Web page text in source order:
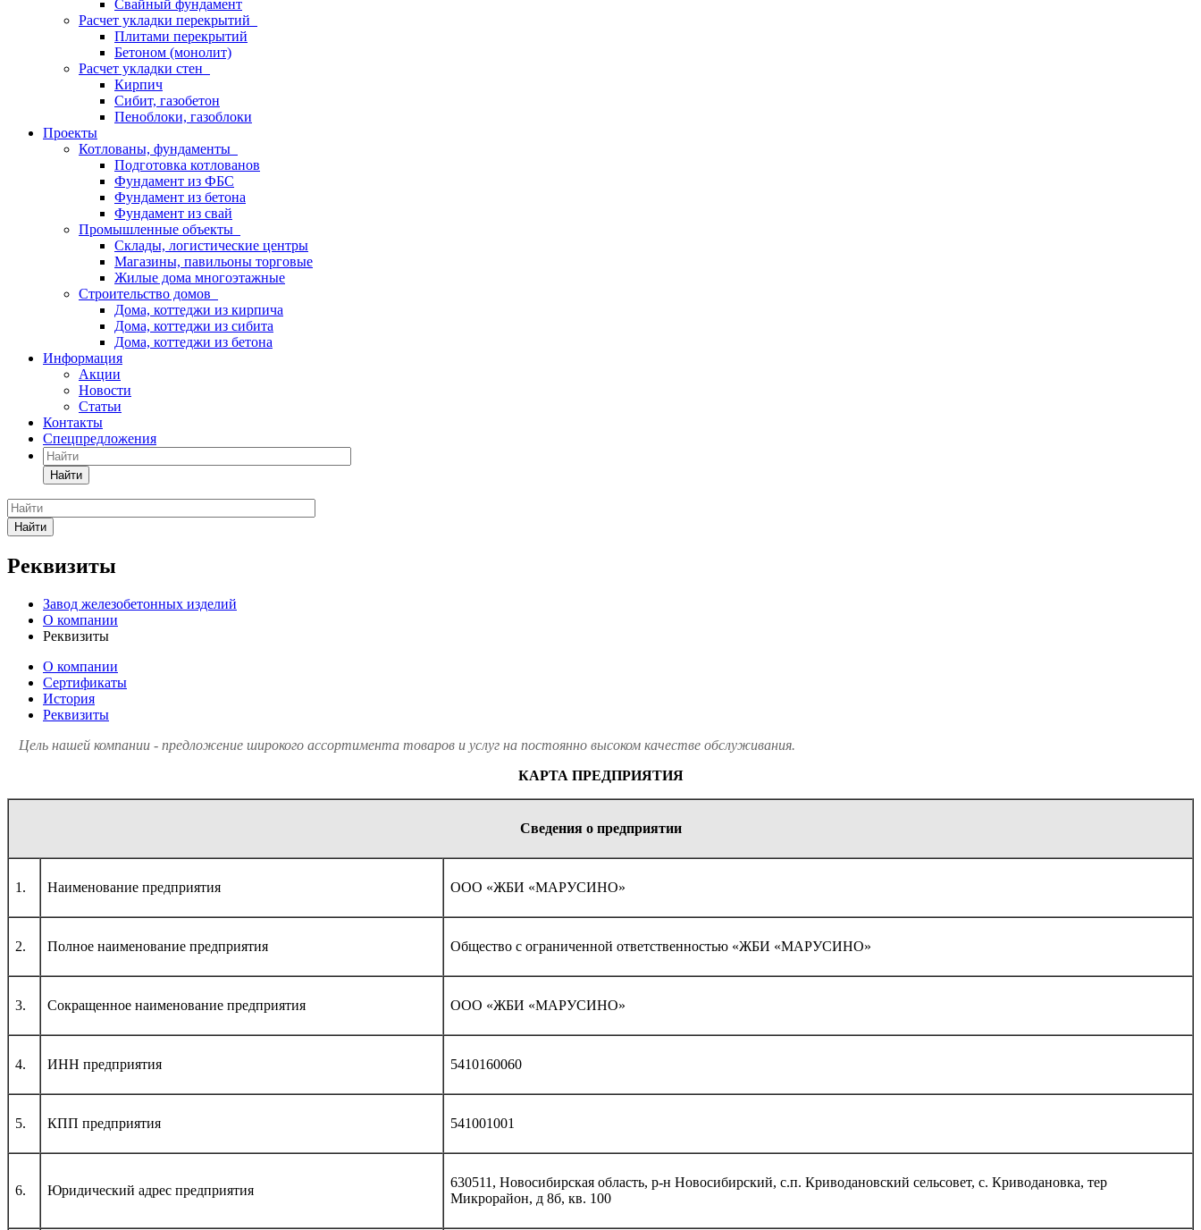
Свайный фундамент
Расчет укладки перекрытий
Плитами перекрытий
Бетоном (монолит)
Расчет укладки стен
Кирпич
Сибит, газобетон
Пеноблоки, газоблоки
Проекты
Котлованы, фундаменты
Подготовка котлованов
Фундамент из ФБС
Фундамент из бетона
Фундамент из свай
Промышленные объекты
Склады, логистические центры
Магазины, павильоны торговые
Жилые дома многоэтажные
Строительство домов
Дома, коттеджи из кирпича
Дома, коттеджи из сибита
Дома, коттеджи из бетона
Информация
Акции
Новости
Статьи
Контакты
Спецпредложения
Найти
Найти
Реквизиты
Завод железобетонных изделий
О компании
Реквизиты
О компании
Сертификаты
История
Реквизиты
Цель нашей компании - предложение широкого ассортимента товаров и услуг на постоянно высоком качестве обслуживания.
КАРТА ПРЕДПРИЯТИЯ
Сведения о предприятии
1. Наименование предприятия ООО «ЖБИ «МАРУСИНО»
2. Полное наименование предприятия Общество с ограниченной ответственностью «ЖБИ «МАРУСИНО»
3. Сокращенное наименование предприятия ООО «ЖБИ «МАРУСИНО»
4. ИНН предприятия 5410160060
5. КПП предприятия 541001001
6. Юридический адрес предприятия
630511, Новосибирская область, р-н Новосибирский, с.п. Криводановский сельсовет, с. Криводановка, тер
Микрорайон, д 8б, кв. 100